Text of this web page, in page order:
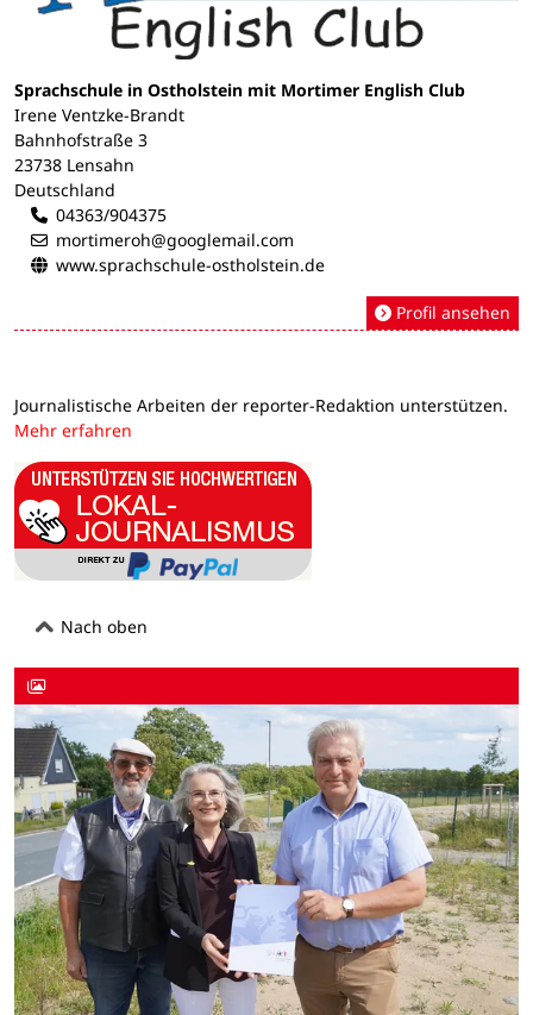
Sprachschule in Ostholstein mit Mortimer English Club
Irene Ventzke-Brandt
Bahnhofstraße 3
23738 Lensahn
Deutschland
04363/904375
mortimeroh@googlemail.com
www.sprachschule-ostholstein.de
Profil ansehen
Journalistische Arbeiten der reporter-Redaktion unterstützen.
Mehr erfahren
Nach oben